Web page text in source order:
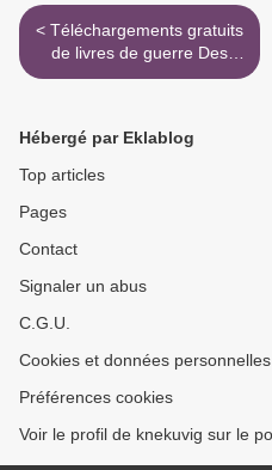
< Téléchargements gratuits
de livres de guerre Des
légumes en hiver - Produire
par Eliot Coleman
Hébergé par Eklablog
Top articles
Pages
Contact
Signaler un abus
C.G.U.
Cookies et données personnelles
Préférences cookies
Voir le profil de knekuvig sur le